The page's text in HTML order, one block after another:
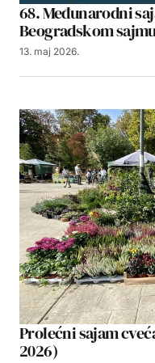
68. Međunarodni
Beogradskom
13. maj 2026.
Prolećni sajam
2026)